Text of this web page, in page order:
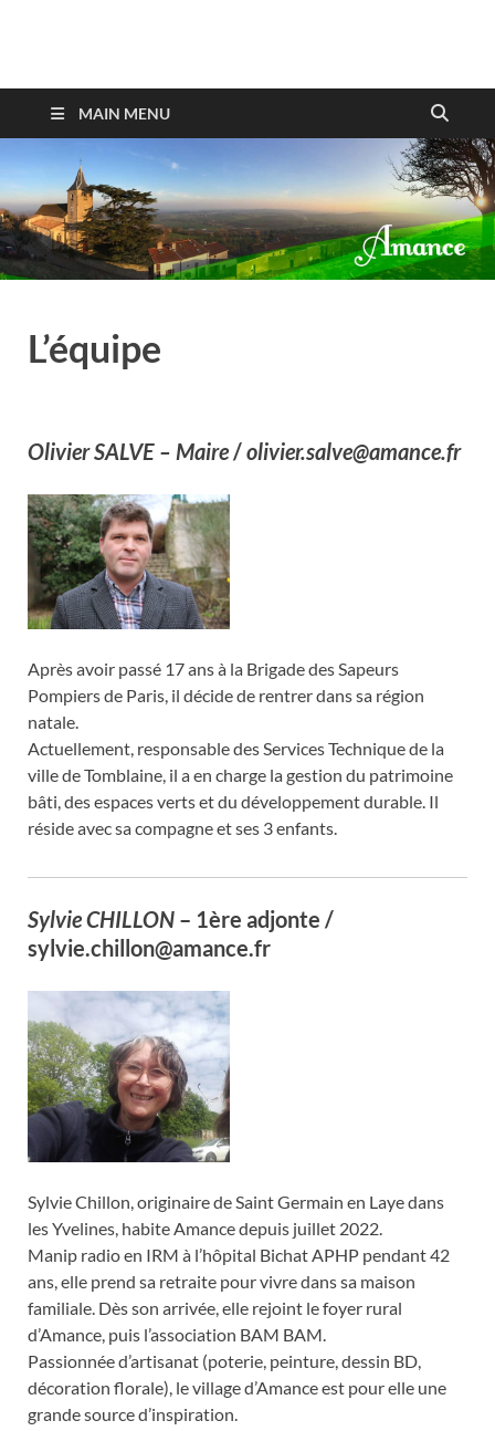
Amance
MAIN MENU
L’équipe
Olivier SALVE – Maire/olivier.salve@amance.fr
Après avoir passé 17 ans à la Brigade des Sapeurs
Pompiers de Paris, il décide de rentrer dans sa région
natale.
Actuellement, responsable des Services Technique de la
ville de Tomblaine, il a en charge la gestion du patrimoine
bâti, des espaces verts et du développement durable. Il
réside avec sa compagne et ses 3 enfants.
Sylvie CHILLON – 1ère adjonte /
sylvie.chillon@amance.fr
Sylvie Chillon, originaire de Saint Germain en Laye dans
les Yvelines, habite Amance depuis juillet 2022.
Manip radio en IRM à l’hôpital Bichat APHP pendant 42
ans, elle prend sa retraite pour vivre dans sa maison
familiale. Dès son arrivée, elle rejoint le foyer rural
d’Amance, puis l’association BAM BAM.
Passionnée d’artisanat (poterie, peinture, dessin BD,
décoration florale), le village d’Amance est pour elle une
grande source d’inspiration.